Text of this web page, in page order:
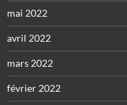
mai 2022
avril 2022
mars 2022
février 2022